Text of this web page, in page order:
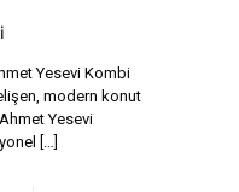
Yesevi Kombi
modern konut
Yesevi
[…]